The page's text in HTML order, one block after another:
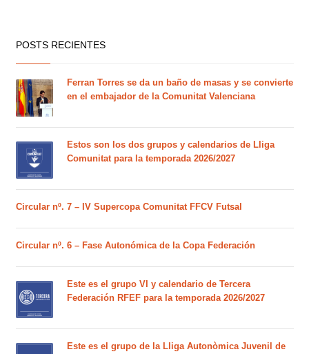
POSTS RECIENTES
Ferran Torres se da un baño de masas y se convierte
en el embajador de la Comunitat Valenciana
Estos son los dos grupos y calendarios de Lliga
Comunitat para la temporada 2026/2027
Circular nº. 7 – IV Supercopa Comunitat FFCV Futsal
Circular nº. 6 – Fase Autonómica de la Copa Federación
Este es el grupo VI y calendario de Tercera
Federación RFEF para la temporada 2026/2027
Este es el grupo de la Lliga Autonòmica Juvenil de